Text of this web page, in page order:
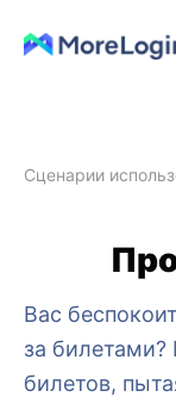
Сценарии
Вас
за
билетов,